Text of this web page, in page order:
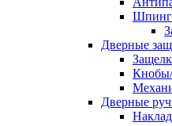
Дверные
Дверные